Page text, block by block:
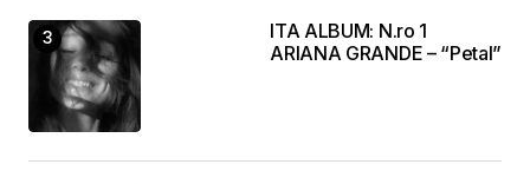
ITA ALBUM: N.ro 1
ARIANA GRANDE – “Petal”